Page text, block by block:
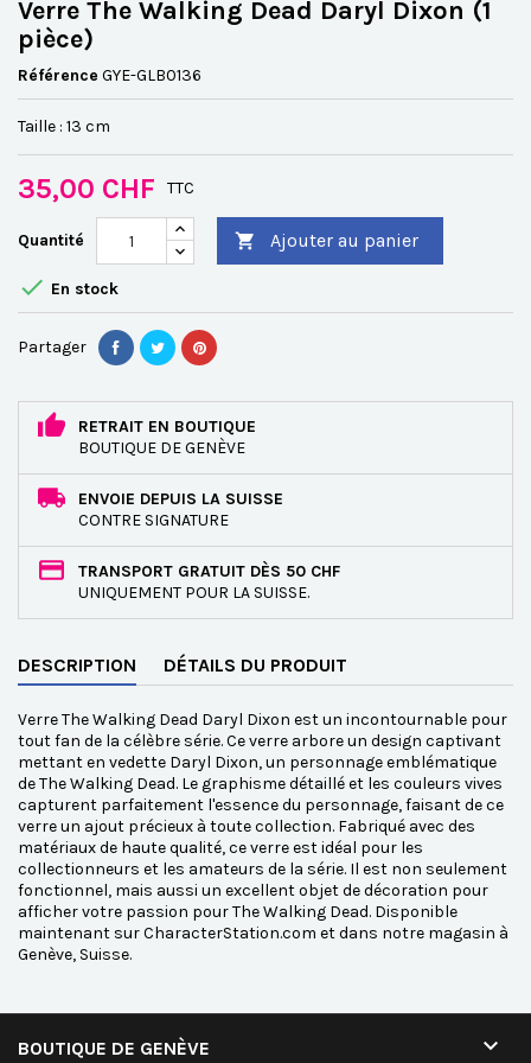
Verre The Walking Dead Daryl Dixon (1
pièce)
Référence GYE-GLB0136
Taille : 13 cm
35,00 CHF TTC
Quantité  Ajouter au panier
 En stock
Partager
RETRAIT EN BOUTIQUE
BOUTIQUE DE GENÈVE
ENVOIE DEPUIS LA SUISSE
CONTRE SIGNATURE
TRANSPORT GRATUIT DÈS 50 CHF
UNIQUEMENT POUR LA SUISSE.
DESCRIPTION DÉTAILS DU PRODUIT
Verre The Walking Dead Daryl Dixon est un incontournable pour
tout fan de la célèbre série. Ce verre arbore un design captivant
mettant en vedette Daryl Dixon, un personnage emblématique
de The Walking Dead. Le graphisme détaillé et les couleurs vives
capturent parfaitement l'essence du personnage, faisant de ce
verre un ajout précieux à toute collection. Fabriqué avec des
matériaux de haute qualité, ce verre est idéal pour les
collectionneurs et les amateurs de la série. Il est non seulement
fonctionnel, mais aussi un excellent objet de décoration pour
afficher votre passion pour The Walking Dead. Disponible
maintenant sur CharacterStation.com et dans notre magasin à
Genève, Suisse.
BOUTIQUE DE GENÈVE 